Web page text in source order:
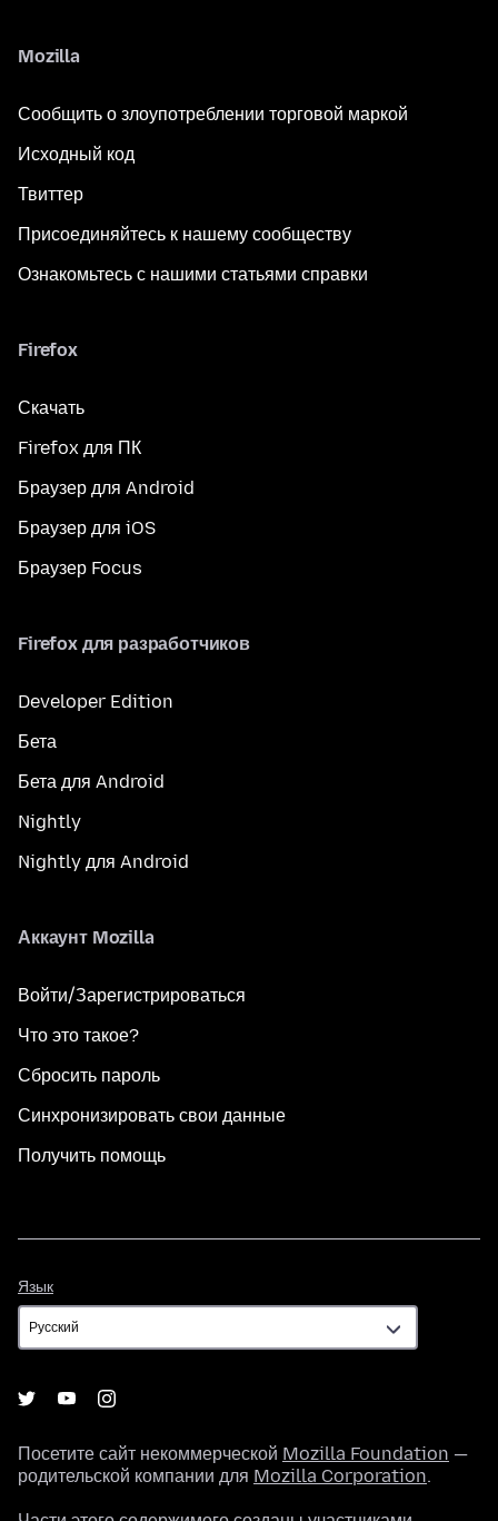
Mozilla
Сообщить о злоупотреблении торговой маркой
Исходный код
Твиттер
Присоединяйтесь к нашему сообществу
Ознакомьтесь с нашими статьями справки
Firefox
Скачать
Firefox для ПК
Браузер для Android
Браузер для iOS
Браузер Focus
Firefox для разработчиков
Developer Edition
Бета
Бета для Android
Nightly
Nightly для Android
Аккаунт Mozilla
Войти/Зарегистрироваться
Что это такое?
Сбросить пароль
Синхронизировать свои данные
Получить помощь
Язык
Посетите сайт некоммерческой Mozilla Foundation —
родительской компании для Mozilla Corporation.